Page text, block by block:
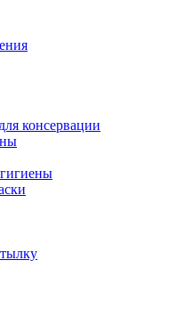
консервации